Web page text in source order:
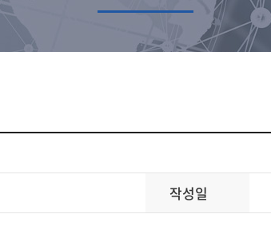
작성일